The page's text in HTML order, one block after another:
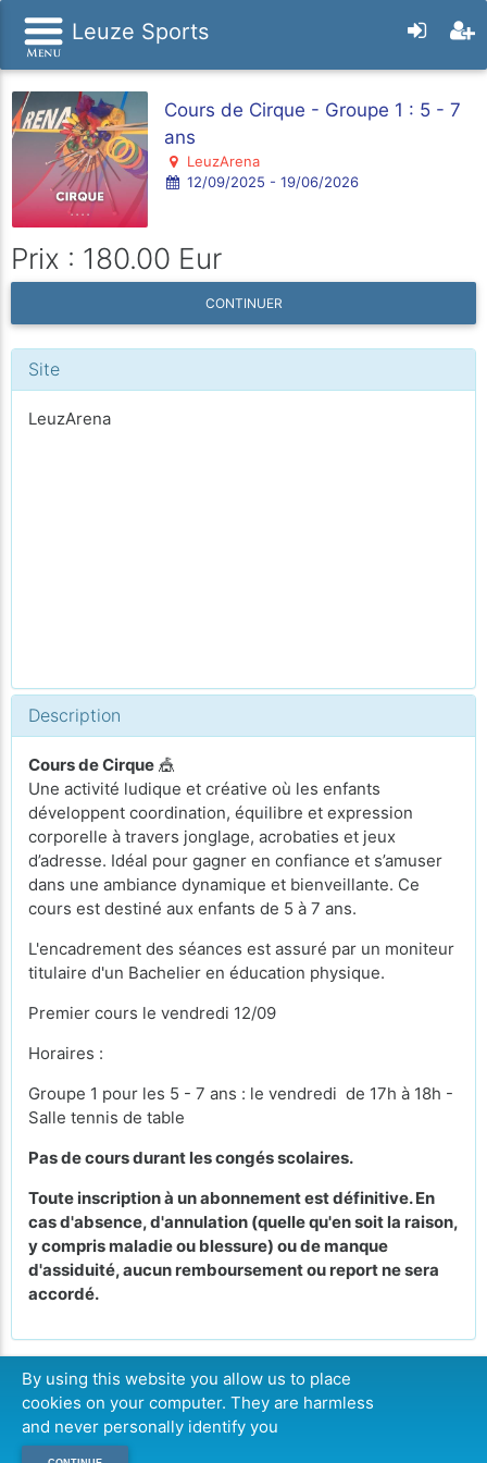
Leuze Sports
Cours de Cirque - Groupe 1 : 5 - 7
ans
LeuzArena
12/09/2025 - 19/06/2026
Prix : 180.00 Eur
CONTINUER
Site
LeuzArena
Description
Cours de Cirque 🎪
Une activité ludique et créative où les enfants
développent coordination, équilibre et expression
corporelle à travers jonglage, acrobaties et jeux
d’adresse. Idéal pour gagner en confiance et s’amuser
dans une ambiance dynamique et bienveillante. Ce
cours est destiné aux enfants de 5 à 7 ans.
L'encadrement des séances est assuré par un moniteur
titulaire d'un Bachelier en éducation physique.
Premier cours le vendredi 12/09
Horaires :
Groupe 1 pour les 5 - 7 ans : le vendredi de 17h à 18h -
Salle tennis de table
Pas de cours durant les congés scolaires.
Toute inscription à un abonnement est définitive. En
cas d'absence, d'annulation (quelle qu'en soit la raison,
y compris maladie ou blessure) ou de manque
d'assiduité, aucun remboursement ou report ne sera
accordé.
CONTINUER
By using this website you allow us to place
cookies on your computer. They are harmless
and never personally identify you